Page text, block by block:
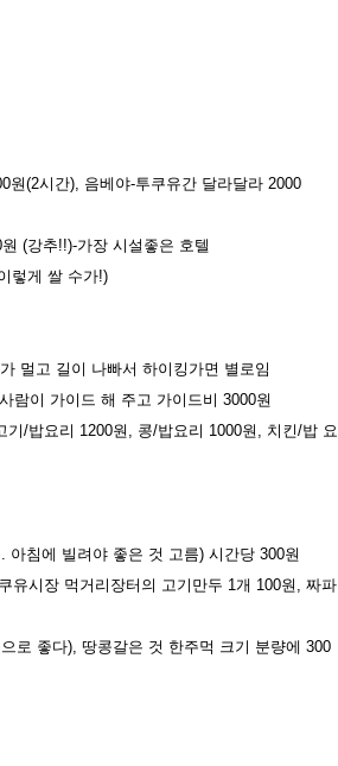
원(2시간), 음베야-투쿠유간 달라달라 2000
(강추!!)-가장 시설좋은 호텔
렇게 쌀 수가!)
멀고 길이 나빠서 하이킹가면 별로임
람이 가이드 해 주고 가이드비 3000원
/밥요리 1200원, 콩/밥요리 1000원, 치킨/밥 요
침에 빌려야 좋은 것 고름) 시간당 300원
유시장 먹거리장터의 고기만두 1개 100원, 짜파
로 좋다), 땅콩갈은 것 한주먹 크기 분량에 300